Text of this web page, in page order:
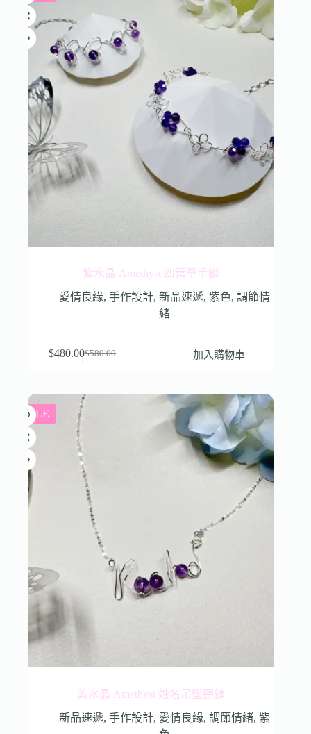
紫水晶 Amethyst 四葉草手鏈
愛情良緣,手作設計,新品速遞,紫色,調節情
緒
$580.00
$480.00 加入購物車
SALE
紫水晶 Amethyst 姓名吊墜頸鏈
新品速遞,手作設計, 愛情良緣,調節情緒,紫